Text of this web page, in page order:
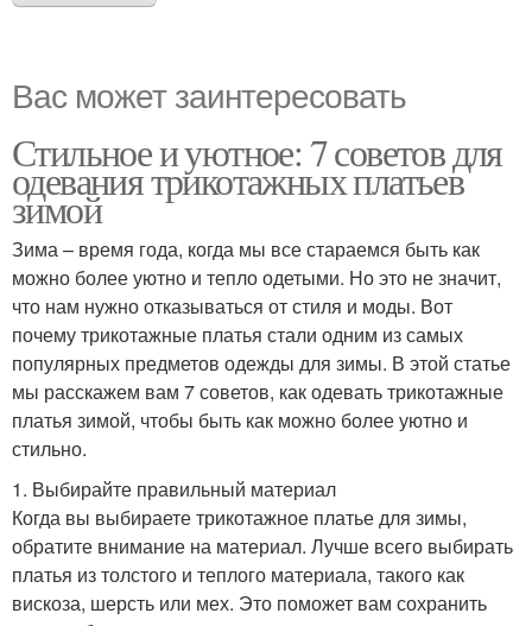
Вас может заинтересовать
Стильное и уютное: 7 советов для
одевания трикотажных платьев
зимой
Зима – время года, когда мы все стараемся быть как
можно более уютно и тепло одетыми. Но это не значит,
что нам нужно отказываться от стиля и моды. Вот
почему трикотажные платья стали одним из самых
популярных предметов одежды для зимы. В этой статье
мы расскажем вам 7 советов, как одевать трикотажные
платья зимой, чтобы быть как можно более уютно и
стильно.
1. Выбирайте правильный материал
Когда вы выбираете трикотажное платье для зимы,
обратите внимание на материал. Лучше всего выбирать
платья из толстого и теплого материала, такого как
вискоза, шерсть или мех. Это поможет вам сохранить